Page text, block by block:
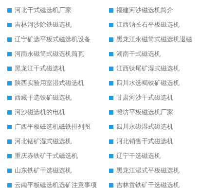
河北干式磁选机厂家
福建河沙磁选机简介
吉林河沙除铁磁选机
江西钠长石平板磁选机
辽宁矿选平板式磁选机设备
黑龙江永磁筒式磁选机退磁
河南永磁筒式磁选机筒瓦
湖南干式磁选机
黑龙江干式磁选机
江西钛尾矿湿式磁选机
陕西实验用室湿式磁选机
四川水选褐铁矿磁选机
西藏干选铁矿磁选机
甘肃河沙干式磁选机
河沙磁选机的电机
潍坊平板磁选机厂家
广西平板磁选机磁铁排列图
四川永磁湿式磁选机
河北锰矿湿式磁选机
河北销售干式磁选机
重庆赤铁矿干式磁选机
辽宁干选磁选机
山东铁矿干选磁选机
黑龙江湿式平板磁选机
云南平板磁选机选矿注意事项
吉林贫铁矿干选磁选机